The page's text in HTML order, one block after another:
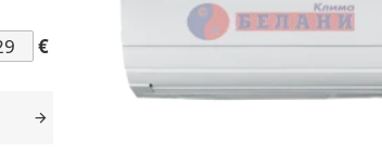
€